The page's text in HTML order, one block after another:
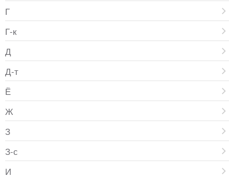
Г
Г-к
Д
Д-т
Ё
Ж
З
З-с
И